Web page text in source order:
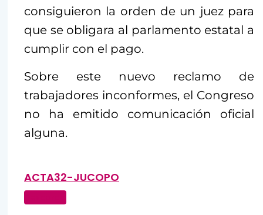
consiguieron la orden de un juez para
que se obligara al parlamento estatal a
cumplir con el pago.
Sobre este nuevo reclamo de
trabajadores inconformes, el Congreso
no ha emitido comunicación oficial
alguna.
ACTA32-JUCOPO